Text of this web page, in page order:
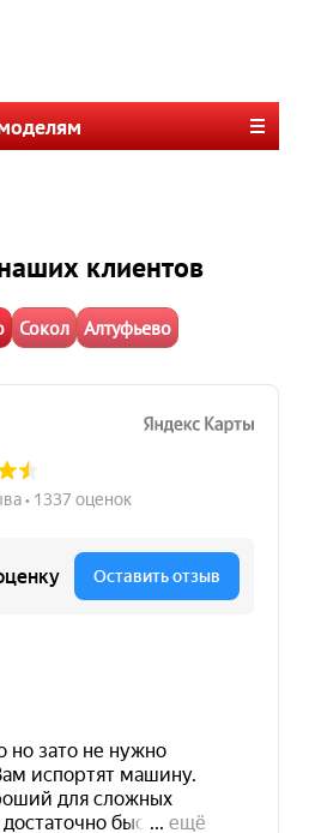
клиентов
Сокол Алтуфьево